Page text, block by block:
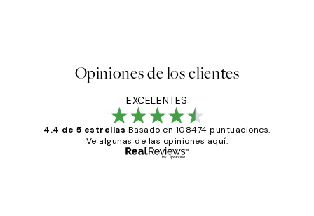
Opiniones de los clientes
EXCELENTES
4.4 de 5 estrellas Basado en 108474 puntuaciones.
Ve algunas de las opiniones aquí.